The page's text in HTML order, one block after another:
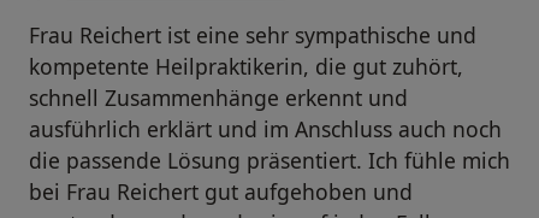
Frau Reichert ist eine sehr sympathische und
kompetente Heilpraktikerin, die gut zuhört,
schnell Zusammenhänge erkennt und
ausführlich erklärt und im Anschluss auch noch
die passende Lösung präsentiert. Ich fühle mich
bei Frau Reichert gut aufgehoben und